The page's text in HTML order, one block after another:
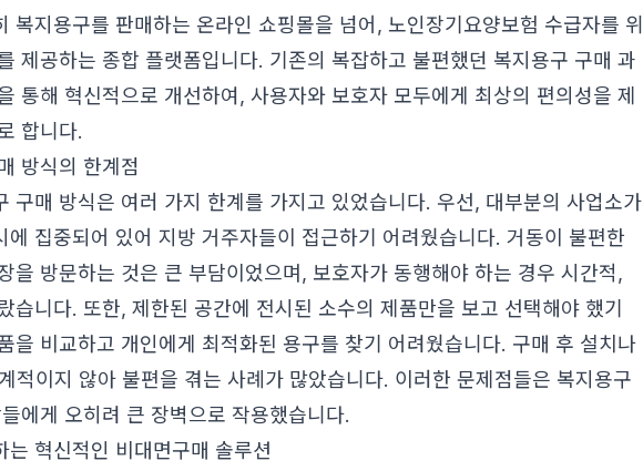
복지용구를 판매하는 온라인 쇼핑몰을 넘어, 노인장기요양보험 수급자를 위
제공하는 종합 플랫폼입니다. 기존의 복잡하고 불편했던 복지용구 구매 과
통해 혁신적으로 개선하여, 사용자와 보호자 모두에게 최상의 편의성을 제
합니다.
방식의 한계점
구매 방식은 여러 가지 한계를 가지고 있었습니다. 우선, 대부분의 사업소가
에 집중되어 있어 지방 거주자들이 접근하기 어려웠습니다. 거동이 불편한
을 방문하는 것은 큰 부담이었으며, 보호자가 동행해야 하는 경우 시간적,
습니다. 또한, 제한된 공간에 전시된 소수의 제품만을 보고 선택해야 했기
을 비교하고 개인에게 최적화된 용구를 찾기 어려웠습니다. 구매 후 설치나
적이지 않아 불편을 겪는 사례가 많았습니다. 이러한 문제점들은 복지용구
에게 오히려 큰 장벽으로 작용했습니다.
는 혁신적인 비대면구매 솔루션